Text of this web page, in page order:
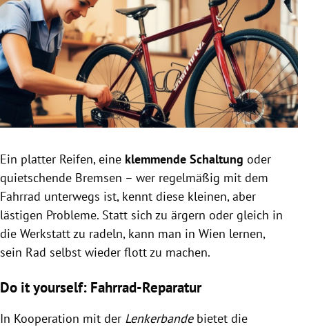
Untermenü
Untermenü
Untermenü
Untermenü
Untermenü
Ein platter Reifen, eine klemmende Schaltung oder
quietschende Bremsen – wer regelmäßig mit dem
Fahrrad unterwegs ist, kennt diese kleinen, aber
lästigen Probleme. Statt sich zu ärgern oder gleich in
die Werkstatt zu radeln, kann man in Wien lernen,
sein Rad selbst wieder flott zu machen.
Do it yourself: Fahrrad-Reparatur
In Kooperation mit der Lenkerbandebietet die